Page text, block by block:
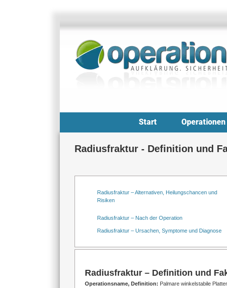
Start Operationen
Radiusfraktur - Definition und
Radiusfraktur – Alternativen, Heilungschancen und
Risiken
Radiusfraktur – Nach der Operation
Radiusfraktur – Ursachen, Symptome und Diagnose
Radiusfraktur – Definition und
Operationsname, Definition: Palmare winkelstabile